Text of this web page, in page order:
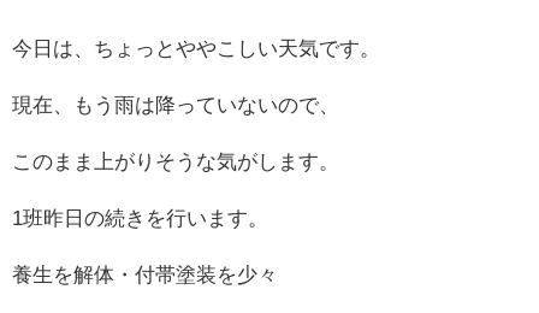
今日は、ちょっとややこしい天気です。
現在、もう雨は降っていないので、
このまま上がりそうな気がします。
1班昨日の続きを行います。
養生を解体・付帯塗装を少々